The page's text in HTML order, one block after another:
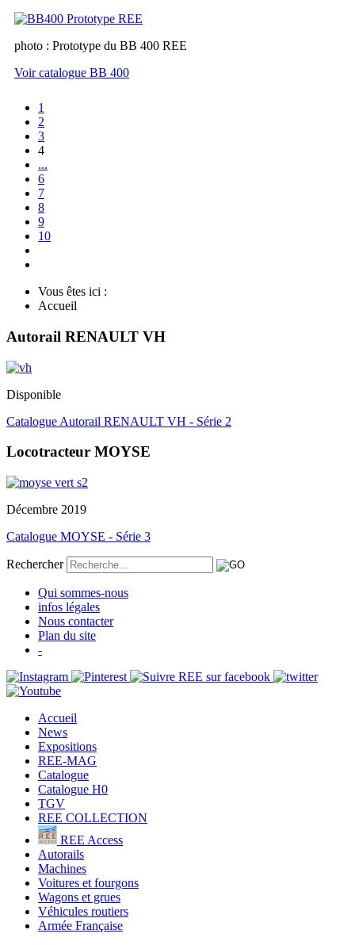
photo : Prototype du BB 400 REE
Voir catalogue BB 400
1
2
3
4
...
6
7
8
9
10
Vous êtes ici :
Accueil
Autorail RENAULT VH
Disponible
Catalogue Autorail RENAULT VH - Série 2
Locotracteur MOYSE
Décembre 2019
Catalogue MOYSE - Série 3
Rechercher
Qui sommes-nous
infos légales
Nous contacter
Plan du site
-
Accueil
News
Expositions
REE-MAG
Catalogue
Catalogue H0
TGV
REE COLLECTION
REE Access
Autorails
Machines
Voitures et fourgons
Wagons et grues
Véhicules routiers
Armée Française